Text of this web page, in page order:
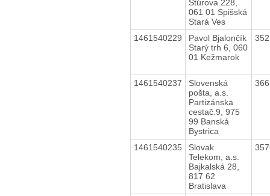
Štúrova 228,
061 01 Spišská
Stará Ves
1461540229
Pavol Bjalončík
Starý trh 6, 060
01 Kežmarok
1461540237
Slovenská
pošta, a.s.
Partizánska
cestač.9, 975
99 Banská
Bystrica
1461540235
Slovak
Telekom, a.s.
Bajkalská 28,
817 62
Bratislava